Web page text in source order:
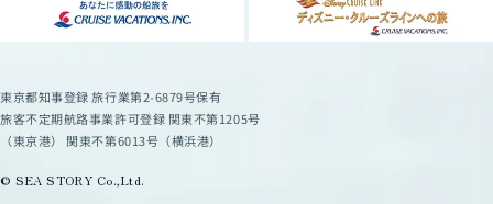
東京都知事登録 旅行業第2-6879号保有
旅客不定期航路事業許可登録 関東不第1205号
（東京港） 関東不第6013号（横浜港）
© SEA STORY Co.,Ltd.